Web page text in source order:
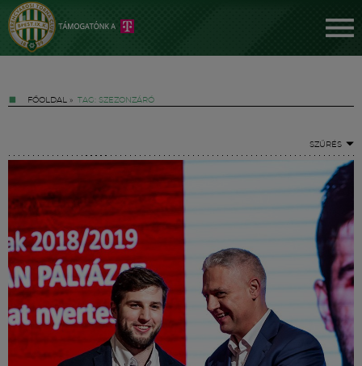
FŐOLDAL » TAG: SZEZONZÁRÓ
SZŰRÉS
Jegyek
FM YouTube +
Hírek